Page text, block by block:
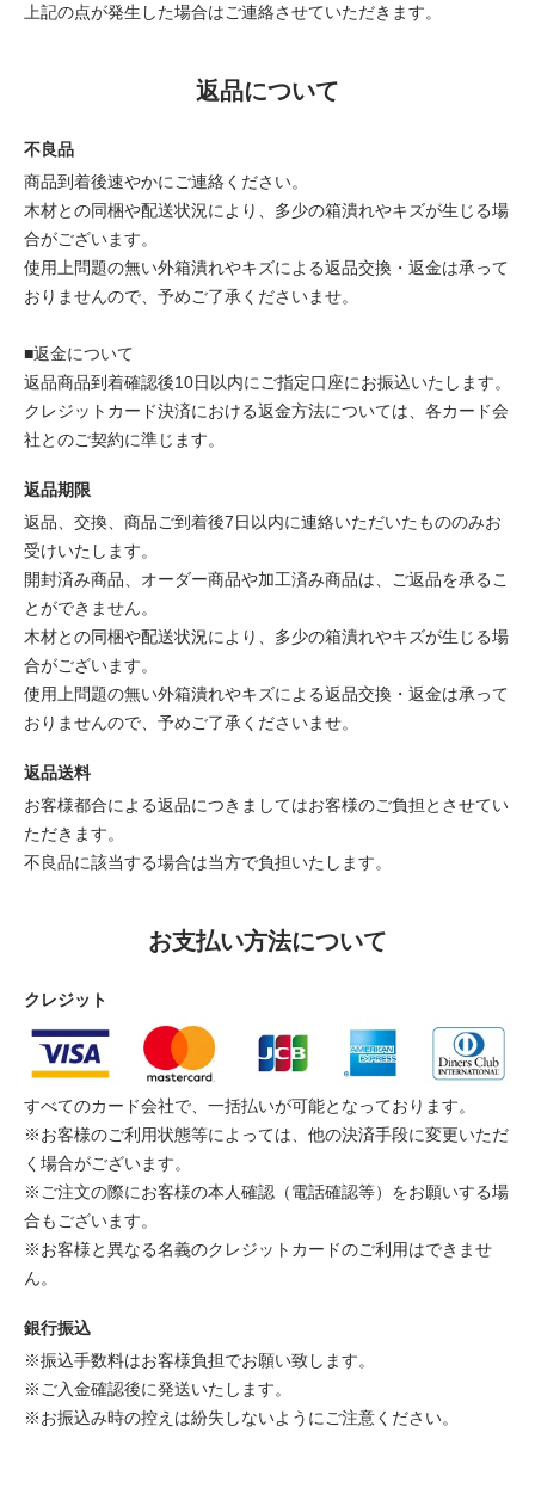
上記の点が発生した場合はご連絡させていただきます。
返品について
不良品
商品到着後速やかにご連絡ください。
木材との同梱や配送状況により、多少の箱潰れやキズが生じる場
合がございます。
使用上問題の無い外箱潰れやキズによる返品交換・返金は承って
おりませんので、予めご了承くださいませ。
■返金について
返品商品到着確認後10日以内にご指定口座にお振込いたします。
クレジットカード決済における返金方法については、各カード会
社とのご契約に準じます。
返品期限
返品、交換、商品ご到着後7日以内に連絡いただいたもののみお
受けいたします。
開封済み商品、オーダー商品や加工済み商品は、ご返品を承るこ
とができません。
木材との同梱や配送状況により、多少の箱潰れやキズが生じる場
合がございます。
使用上問題の無い外箱潰れやキズによる返品交換・返金は承って
おりませんので、予めご了承くださいませ。
返品送料
お客様都合による返品につきましてはお客様のご負担とさせてい
ただきます。
不良品に該当する場合は当方で負担いたします。
お支払い方法について
クレジット
すべてのカード会社で、一括払いが可能となっております。
※お客様のご利用状態等によっては、他の決済手段に変更いただ
く場合がございます。
※ご注文の際にお客様の本人確認（電話確認等）をお願いする場
合もございます。
※お客様と異なる名義のクレジットカードのご利用はできませ
ん。
銀行振込
※振込手数料はお客様負担でお願い致します。
※ご入金確認後に発送いたします。
※お振込み時の控えは紛失しないようにご注意ください。